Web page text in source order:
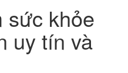
khỏe
uy tín và